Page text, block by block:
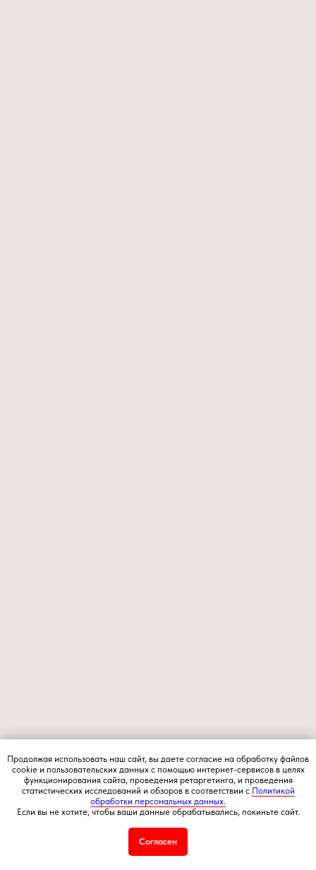
Продолжая использовать наш сайт, вы даете согласие на обработку файлов
cookie и пользовательских данных с помощью интернет-сервисов в целях
функционирования сайта, проведения ретаргетинга, и проведения
статистических исследований и обзоров в соответствии с Политикой
обработки персональных данных.
Если вы не хотите, чтобы ваши данные обрабатывались, покиньте сайт.
Согласен